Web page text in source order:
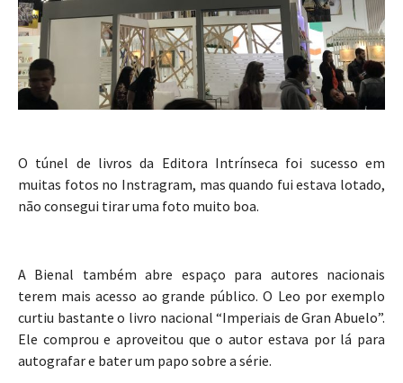
O túnel de livros da Editora Intrínseca foi sucesso em
muitas fotos no Instragram, mas quando fui estava lotado,
não consegui tirar uma foto muito boa.
A Bienal também abre espaço para autores nacionais
terem mais acesso ao grande público. O Leo por exemplo
curtiu bastante o livro nacional “Imperiais de Gran Abuelo”.
Ele comprou e aproveitou que o autor estava por lá para
autografar e bater um papo sobre a série.